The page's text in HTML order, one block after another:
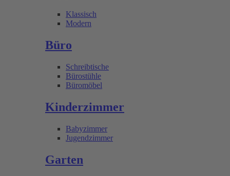
Klassisch
Modern
Büro
Schreibtische
Bürostühle
Büromöbel
Kinderzimmer
Babyzimmer
Jugendzimmer
Garten